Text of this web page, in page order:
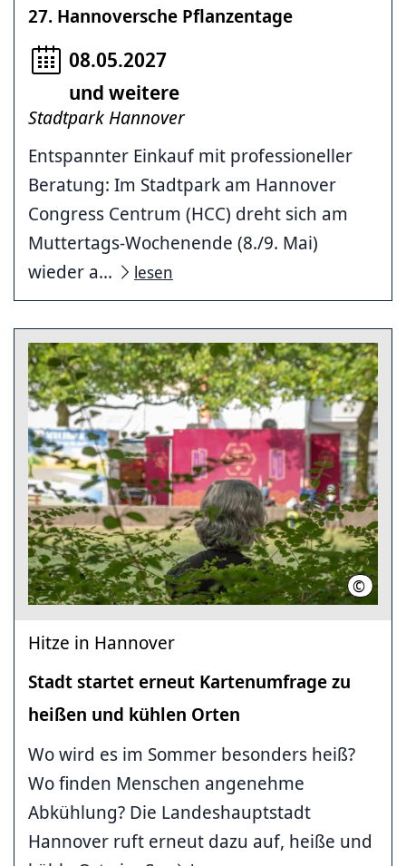
27. Hannoversche Pflanzentage
08.05.2027
und weitere
Stadtpark Hannover
Entspannter Einkauf mit professioneller
Beratung: Im Stadtpark am Hannover
Congress Centrum (HCC) dreht sich am
Muttertags-Wochenende (8./9. Mai)
wieder a...
lesen
© LHH
Hitze in Hannover
Stadt startet erneut Kartenumfrage zu
heißen und kühlen Orten
Wo wird es im Sommer besonders heiß?
Wo finden Menschen angenehme
Abkühlung? Die Landeshauptstadt
Hannover ruft erneut dazu auf, heiße und